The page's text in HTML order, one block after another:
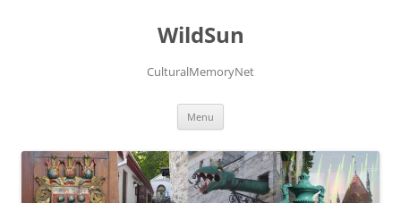
WildSun
CulturalMemoryNet
Menu